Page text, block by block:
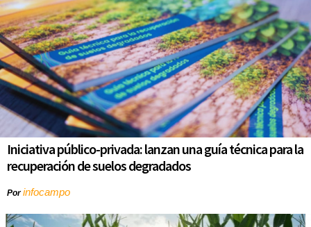
Iniciativa público-privada: lanzan una guía técnica para la
recuperación de suelos degradados
Porinfocampo